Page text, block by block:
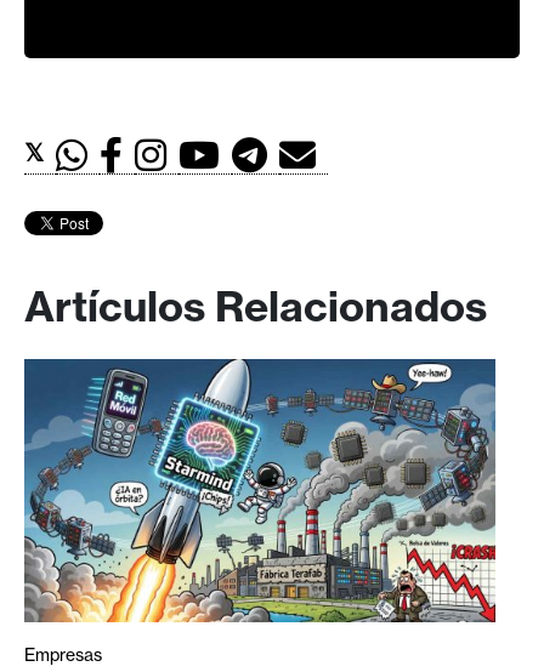
𝕏
Artículos Relacionados
Empresas